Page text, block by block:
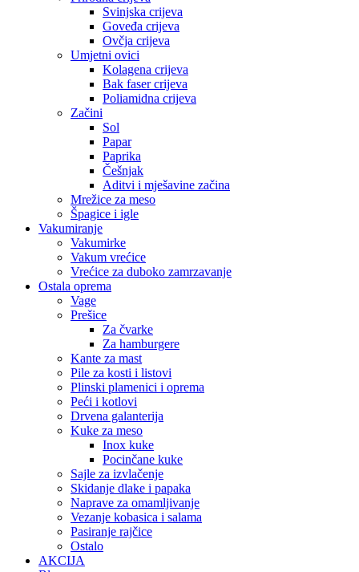
Svinjska crijeva
Goveđa crijeva
Ovčja crijeva
Umjetni ovici
Kolagena crijeva
Bak faser crijeva
Poliamidna crijeva
Začini
Sol
Papar
Paprika
Češnjak
Aditvi i mješavine začina
Mrežice za meso
Špagice i igle
Vakumiranje
Vakumirke
Vakum vrećice
Vrećice za duboko zamrzavanje
Ostala oprema
Vage
Prešice
Za čvarke
Za hamburgere
Kante za mast
Pile za kosti i listovi
Plinski plamenici i oprema
Peći i kotlovi
Drvena galanterija
Kuke za meso
Inox kuke
Pocinčane kuke
Sajle za izvlačenje
Skidanje dlake i papaka
Naprave za omamljivanje
Vezanje kobasica i salama
Pasiranje rajčice
Ostalo
AKCIJA